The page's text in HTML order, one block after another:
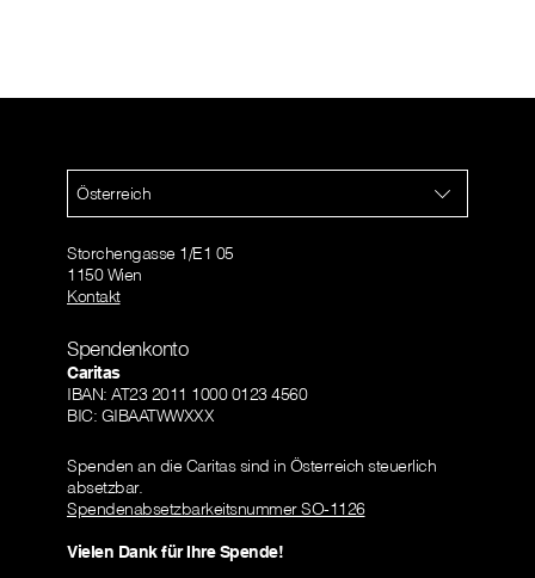
Österreich
Storchengasse 1/E1 05
1150 Wien
Kontakt
Spendenkonto
Caritas
IBAN: AT23 2011 1000 0123 4560
BIC: GIBAATWWXXX
Spenden an die Caritas sind in Österreich steuerlich
absetzbar.
Spendenabsetzbarkeitsnummer SO-1126
Vielen Dank für Ihre Spende!